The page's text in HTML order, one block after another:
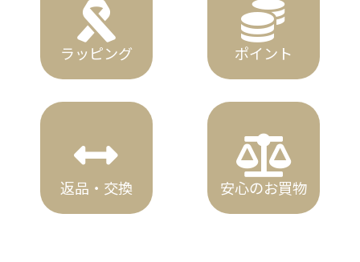
ラッピング ポイント
返品・交換 安心のお買物